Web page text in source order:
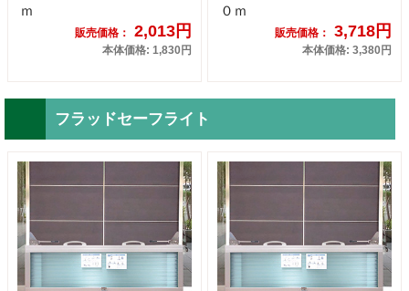
ｍ
販売価格： 2,013円
本体価格: 1,830円
０ｍ
販売価格： 3,718円
本体価格: 3,380円
フラッドセーフライト